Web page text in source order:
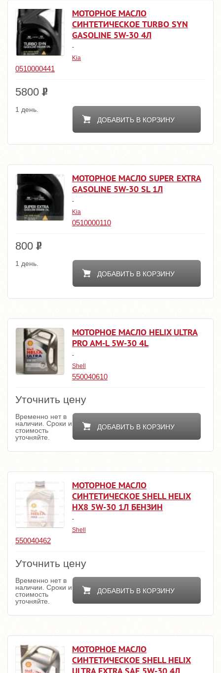
МОТОРНОЕ МАСЛО
СИНТЕТИЧЕСКОЕ TURBO SYN
GASOLINE 5W-30 4Л
-
Kia
0510000441
5800
ДОБАВИТЬ В КОРЗИНУ
1 день.
МОТОРНОЕ МАСЛО SUPER EXTRA
GASOLINE 5W-30 SL 1Л
-
Kia
0510000110
800
ДОБАВИТЬ В КОРЗИНУ
1 день.
МОТОРНОЕ МАСЛО HELIX ULTRA
PRO AM-L 5W-30 4L
-
Shell
550040610
Уточнить цену
ДОБАВИТЬ В КОРЗИНУ
Временно нет в
наличии. Сроки и
стоимость
уточняйте.
МОТОРНОЕ МАСЛО
СИНТЕТИЧЕСКОЕ SHELL HELIX
HX8 5W-30 1Л БЕНЗИН
-
Shell
550040462
Уточнить цену
ДОБАВИТЬ В КОРЗИНУ
Временно нет в
наличии. Сроки и
стоимость
уточняйте.
МОТОРНОЕ МАСЛО
СИНТЕТИЧЕСКОЕ SHELL HELIX